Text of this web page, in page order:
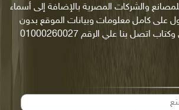
والشركات المصرية بالإضافة إلى أسماء
على كامل معلومات وبيانات الموقع بدون
بنا علي الرقم 01000260027